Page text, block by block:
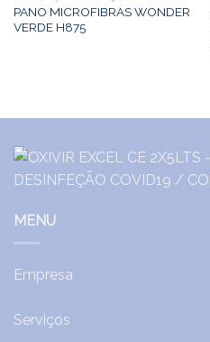
PANO MICROFIBRAS WONDER
VERDE H875
MENU
Empresa
Serviços